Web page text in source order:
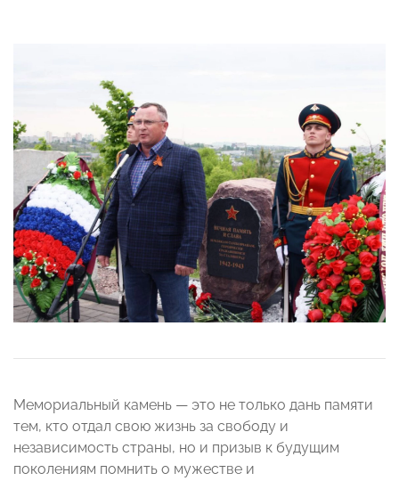
Мемориальный камень — это не только дань памяти
тем, кто отдал свою жизнь за свободу и
независимость страны, но и призыв к будущим
поколениям помнить о мужестве и